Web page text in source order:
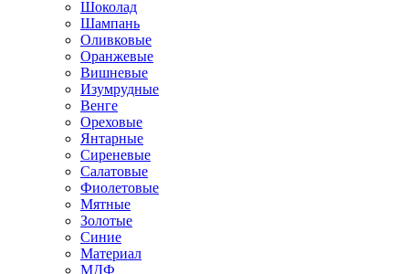
Шоколад
Шампань
Оливковые
Оранжевые
Вишневые
Изумрудные
Венге
Ореховые
Янтарные
Сиреневые
Салатовые
Фиолетовые
Мятные
Золотые
Синие
Материал
МДФ